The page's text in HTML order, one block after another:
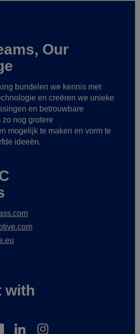
Our
bundelen we kennis met
en creëren we unieke
en betrouwbare
zo nog grotere
mogelijk te maken en vorm te
ideeën.
with